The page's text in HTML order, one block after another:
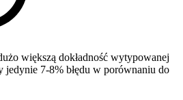
większą dokładność wytypowanej
7-8% błędu w porównaniu do